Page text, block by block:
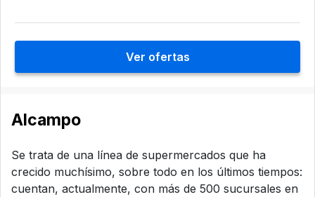
Ver ofertas
Alcampo
Se trata de una línea de supermercados que ha
crecido muchísimo, sobre todo en los últimos tiempos:
cuentan, actualmente, con más de 500 sucursales en